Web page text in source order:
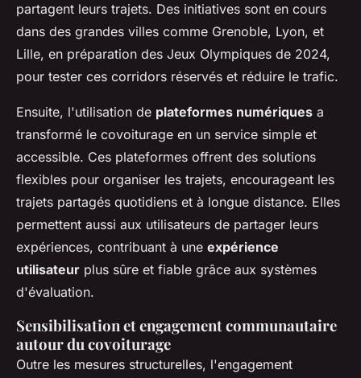
partagent leurs trajets. Des initiatives sont en cours
dans des grandes villes comme Grenoble, Lyon, et
Lille, en préparation des Jeux Olympiques de 2024,
pour tester ces corridors réservés et réduire le trafic.
Ensuite, l'utilisation de plateformes numériques a
transformé le covoiturage en un service simple et
accessible. Ces plateformes offrent des solutions
flexibles pour organiser les trajets, encourageant les
trajets partagés quotidiens et à longue distance. Elles
permettent aussi aux utilisateurs de partager leurs
expériences, contribuant à une expérience
utilisateur plus sûre et fiable grâce aux systèmes
d'évaluation.
Sensibilisation et engagement communautaire
autour du covoiturage
Outre les mesures structurelles, l'engagement